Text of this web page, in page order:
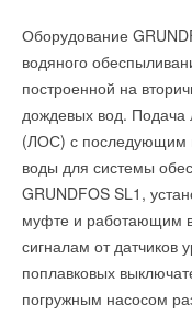
Оборудование
водяного
построенной на
дождевых вод. Подача
(ЛОС) с последующим
воды для системы
GRUNDFOS SL1,
муфте и работающим
сигналам от датчиков
поплавковых
погружным насосом